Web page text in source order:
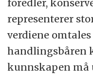
foredler,
representerer
verdiene
handlingsbåren
kunnskapen må